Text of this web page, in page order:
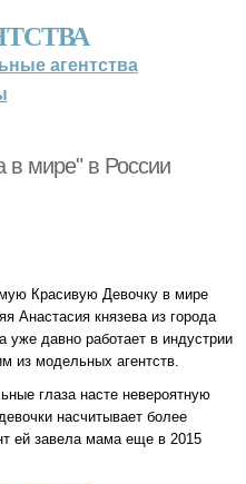
агентства
в мире" в России
Красивую Девочку в мире
Анастасия князева из города
давно работает в индустрии
из модельных агентств.
глаза насте невероятную
насчитывает более
ей завела мама еще в 2015